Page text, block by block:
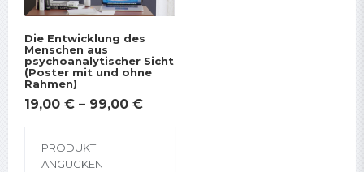
Die Entwicklung des
Menschen aus
psychoanalytischer Sicht
(Poster mit und ohne
Rahmen)
19,00 € – 99,00 €
PRODUKT
ANGUCKEN